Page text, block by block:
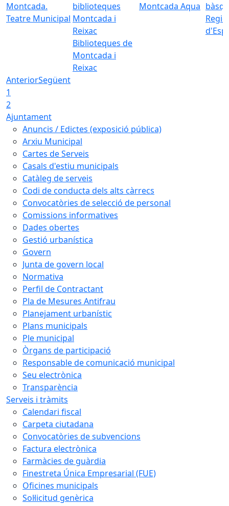
Teatre Municipal
Biblioteques de
Montcada i
Reixac
Montcada Aqua
AnteriorSegüent
1
2
Ajuntament
Anuncis / Edictes (exposició pública)
Arxiu Municipal
Cartes de Serveis
Casals d'estiu municipals
Catàleg de serveis
Codi de conducta dels alts càrrecs
Convocatòries de selecció de personal
Comissions informatives
Dades obertes
Gestió urbanística
Govern
Junta de govern local
Normativa
Perfil de Contractant
Pla de Mesures Antifrau
Planejament urbanístic
Plans municipals
Ple municipal
Òrgans de participació
Responsable de comunicació municipal
Seu electrònica
Transparència
Serveis i tràmits
Calendari fiscal
Carpeta ciutadana
Convocatòries de subvencions
Factura electrònica
Farmàcies de guàrdia
Finestreta Única Empresarial (FUE)
Oficines municipals
Sol·licitud genèrica